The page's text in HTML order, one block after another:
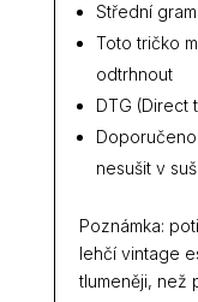
Střední
Toto tričko
odtrhnout
DTG (Direct
nesušit v
Poznámka:
lehčí vintage
tlumeněji, než